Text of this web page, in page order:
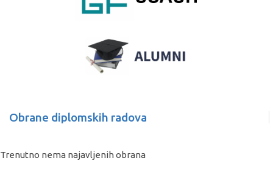
Obrane diplomskih radova
Trenutno nema najavljenih obrana